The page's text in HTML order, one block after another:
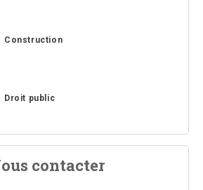
Construction
Droit public
contacter